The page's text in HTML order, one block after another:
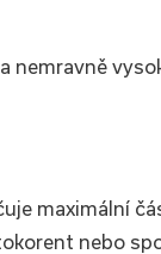
nemravně
maximální
nebo